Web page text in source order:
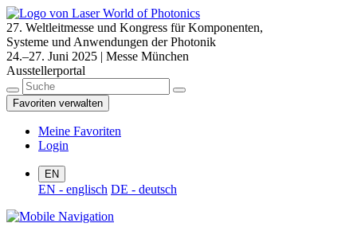
27. Weltleitmesse und Kongress für Komponenten,
Systeme und Anwendungen der Photonik
24.–27. Juni 2025 | Messe München
Ausstellerportal
Favoriten verwalten
Meine Favoriten
Login
EN
EN - englisch DE - deutsch